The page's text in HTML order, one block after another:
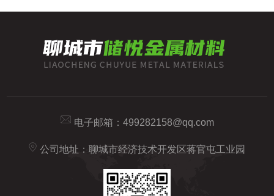
电子邮箱： 499282158@qq.com
公司地址：聊城市经济技术开发区蒋官屯工业园